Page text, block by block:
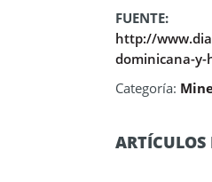
FUENTE:
http://
dominicana-
Categoría:
ARTÍCULOS